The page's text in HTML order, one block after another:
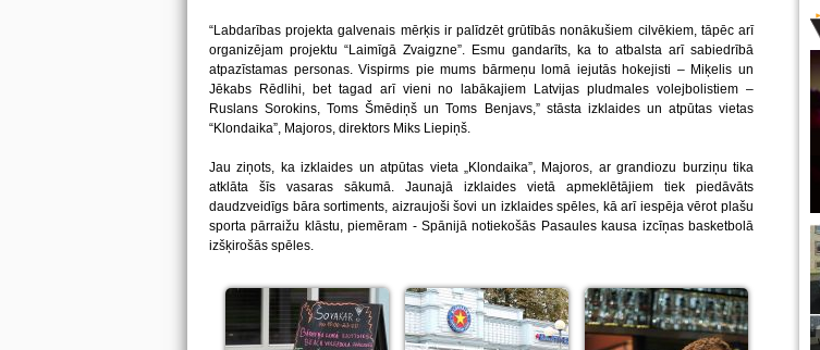
“Labdarības projekta galvenais mērķis ir palīdzēt grūtībās nonākušiem cilvēkiem, tāpēc arī
organizējam projektu “Laimīgā Zvaigzne”. Esmu gandarīts, ka to atbalsta arī sabiedrībā
atpazīstamas personas. Vispirms pie mums bārmeņu lomā iejutās hokejisti – Miķelis un
Jēkabs Rēdlihi, bet tagad arī vieni no labākajiem Latvijas pludmales volejbolistiem –
Ruslans Sorokins, Toms Šmēdiņš un Toms Benjavs,” stāsta izklaides un atpūtas vietas
“Klondaika”, Majoros, direktors Miks Liepiņš.
Jau ziņots, ka izklaides un atpūtas vieta „Klondaika”, Majoros, ar grandiozu burziņu tika
atklāta šīs vasaras sākumā. Jaunajā izklaides vietā apmeklētājiem tiek piedāvāts
daudzveidīgs bāra sortiments, aizraujoši šovi un izklaides spēles, kā arī iespēja vērot plašu
sporta pārraižu klāstu, piemēram - Spānijā notiekošās Pasaules kausa izcīņas basketbolā
izšķirošās spēles.